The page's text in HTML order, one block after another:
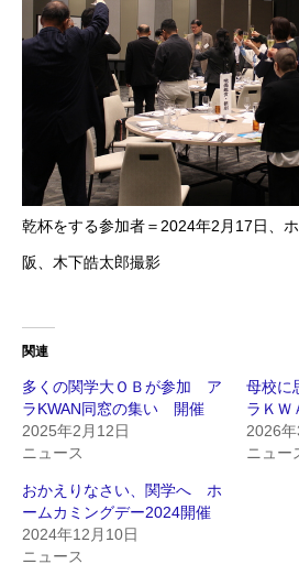
乾杯をする参加者＝2024年2月17日、
阪、木下皓太郎撮影
関連
多くの関学大ＯＢが参加 ア
ラKWAN同窓の集い 開催
2025年2月12日
ニュース
母校に
ラＫＷ
2026
ニュー
おかえりなさい、関学へ ホ
ームカミングデー2024開催
2024年12月10日
ニュース